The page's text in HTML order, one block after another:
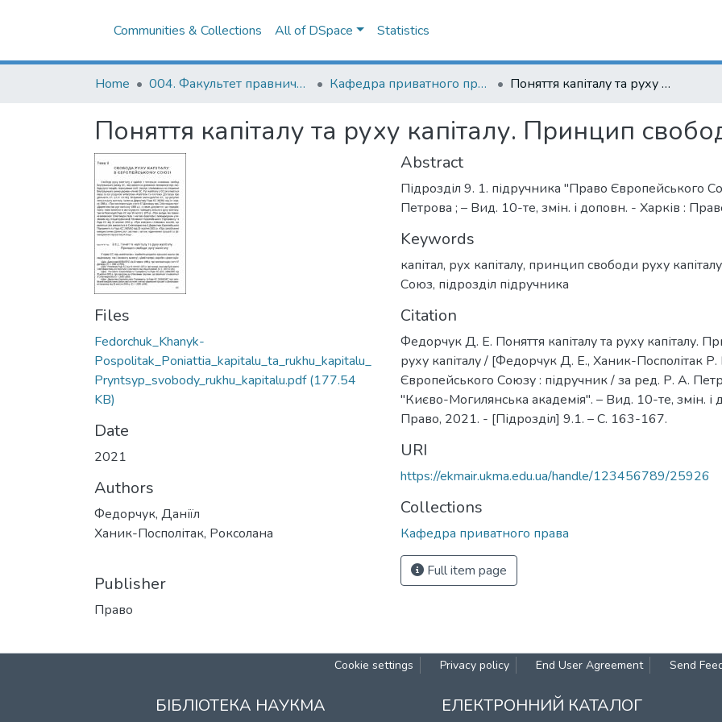
Communities & Collections All of DSpace Statistics
Home 004. Факультет правничих наук Кафедра приватного права Поняття капіталу та руху капіталу. Принцип свободи руху капіталу
Поняття капіталу та руху капіталу. Принцип
Files
Fedorchuk_Khanyk-
Pospolitak_Poniattia_kapitalu_ta_rukhu_kapitalu_
Pryntsyp_svobody_rukhu_kapitalu.pdf(177.54
KB)
Date
2021
Authors
Федорчук, Даніїл
Ханик-Посполітак, Роксолана
Publisher
Право
Abstract
Підрозділ 9. 1. підручника "Право Європейського
Петрова ; – Вид. 10-те, змін. і доповн. - Харків :
Keywords
капітал, рух капіталу, принцип свободи руху капіталу
Союз, підрозділ підручника
Citation
Федорчук Д. Е. Поняття капіталу та руху капіталу.
руху капіталу / [Федорчук Д. Е., Ханик-Посполітак
Європейського Союзу : підручник / за ред. Р. А.
"Києво-Могилянська академія". – Вид. 10-те, змін. і
Право, 2021. - [Підрозділ] 9.1. – С. 163-167.
URI
https://ekmair.ukma.edu.ua/handle/123456789/25926
Collections
Кафедра приватного права
Full item page
Cookie settings Privacy policy End User Agreement Send
БІБЛІОТЕКА НАУКМА ЕЛЕКТРОННИЙ КАТАЛОГ